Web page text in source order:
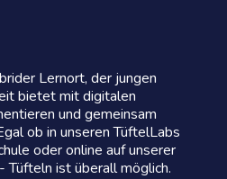
Lernort, der jungen
bietet mit digitalen
und gemeinsam
ob in unseren TüftelLabs
oder online auf unserer
ist überall möglich.